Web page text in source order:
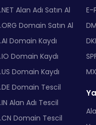
.NET Alan Adı Satın Al
.ORG Domain Satın Al
.AI Domain Kaydı
.IO Domain Kaydı
.US Domain Kaydı
.DE Domain Tescil
.IN Alan Adı Tescil
.CN Domain Tescil
E-